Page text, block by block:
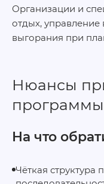
Организации и
отдых,
выгорания при
Нюансы
программы
На что
Чёткая структура